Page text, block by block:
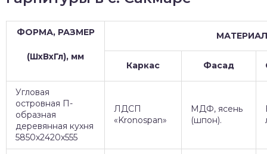
ФОРМА, РАЗМЕР
(ШхВхГл), мм
Каркас Фасад
Угловая
островная П-
образная
деревянная кухня
5850х2420х555
ЛДСП
«Kronospan»
МДФ, ясень
(шпон).